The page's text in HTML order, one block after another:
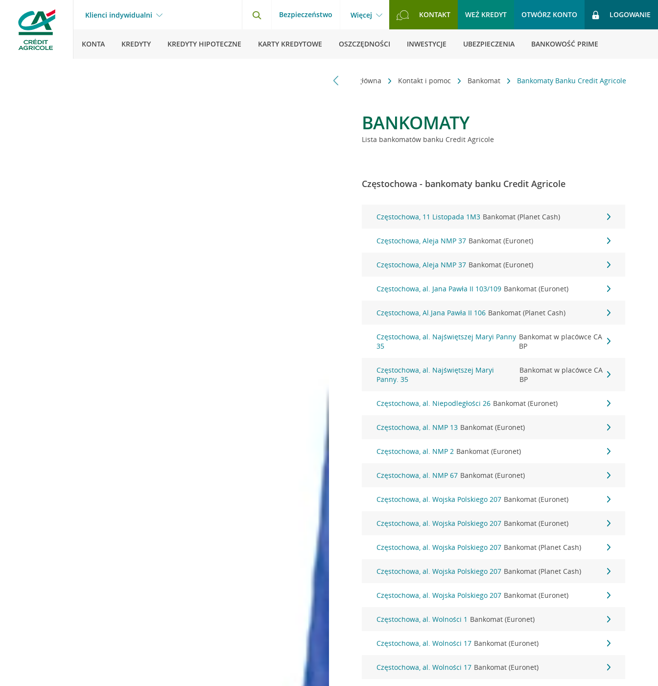
Klienci indywidualni Bezpieczeństwo Więcej KONTAKT WEŹ KREDYT OTWÓRZ KONTO LOGOWANIE
KONTA KREDYTY KREDYTY HIPOTECZNE KARTY KREDYTOWE OSZCZĘDNOŚCI INWESTYCJE UBEZPIECZENIA BANKOWOŚĆ PRIME
Strona główna Kontakt i pomoc Bankomat Bankomaty Banku Credit Agricole
BANKOMATY
Lista bankomatów banku Credit Agricole
Częstochowa - bankomaty banku Credit Agricole
Częstochowa, 11 Listopada 1M3 Bankomat (Planet Cash)
Częstochowa, Aleja NMP 37 Bankomat (Euronet)
Częstochowa, Aleja NMP 37 Bankomat (Euronet)
Częstochowa, al. Jana Pawła II 103/109 Bankomat (Euronet)
Częstochowa, Al.Jana Pawła II 106 Bankomat (Planet Cash)
Częstochowa, al. Najświętszej Maryi Panny
35
Bankomat w placówce CA
BP
Częstochowa, al. Najświętszej Maryi
Panny. 35
Bankomat w placówce CA
BP
Częstochowa, al. Niepodległości 26 Bankomat (Euronet)
Częstochowa, al. NMP 13 Bankomat (Euronet)
Częstochowa, al. NMP 2 Bankomat (Euronet)
Częstochowa, al. NMP 67 Bankomat (Euronet)
Częstochowa, al. Wojska Polskiego 207 Bankomat (Euronet)
Częstochowa, al. Wojska Polskiego 207 Bankomat (Euronet)
Częstochowa, al. Wojska Polskiego 207 Bankomat (Planet Cash)
Częstochowa, al. Wojska Polskiego 207 Bankomat (Planet Cash)
Częstochowa, al. Wojska Polskiego 207 Bankomat (Euronet)
Częstochowa, al. Wolności 1 Bankomat (Euronet)
Częstochowa, al. Wolności 17 Bankomat (Euronet)
Częstochowa, al. Wolności 17 Bankomat (Euronet)